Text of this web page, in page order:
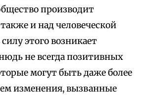
производит
и над человеческой
этого возникает
не всегда позитивных
могут быть даже более
изменения, вызванные